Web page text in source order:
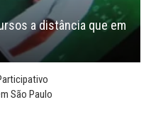
a distância que em
São Paulo